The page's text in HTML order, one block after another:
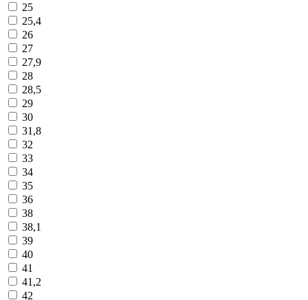
25
25,4
26
27
27,9
28
28,5
29
30
31,8
32
33
34
35
36
38
38,1
39
40
41
41,2
42